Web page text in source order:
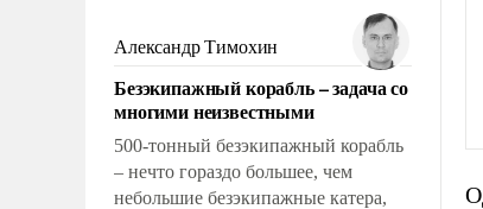
на себя ответственность, помогать
слабым, идти вперед и
адаптироваться.
Александр Тимохин
Безэкипажный корабль – задача со
многими неизвестными
500-тонный безэкипажный корабль
– нечто гораздо большее, чем
небольшие безэкипажные катера,